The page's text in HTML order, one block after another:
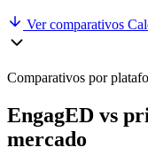
Ver comparativos
Comparativos por
EngagED vs
mercado